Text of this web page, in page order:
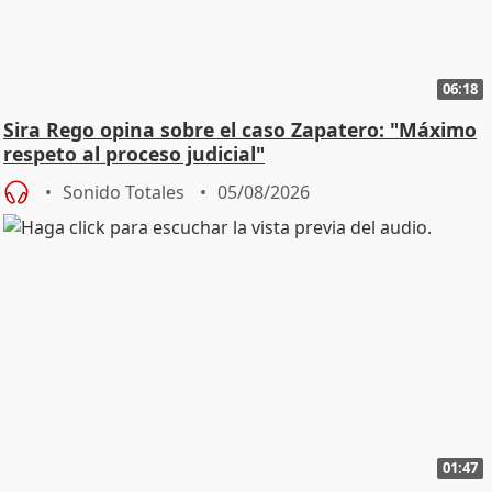
06:18
Sira Rego opina sobre el caso Zapatero: "Máximo
respeto al proceso judicial"
Sonido Totales 05/08/2026
01:47